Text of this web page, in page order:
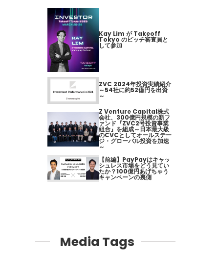
Kay Lim が Takeoff
Tokyo のピッチ審査員と
して参加
ZVC 2024年投資実績紹介
～54社に約52億円を出資
～
Z Venture Capital株式
会社、300億円規模の新フ
ァンド『ZVC2号投資事業
組合』を組成～日本最大級
のCVCとしてオールステー
ジ・グローバル投資を加速
～
【前編】PayPayはキャッ
シュレス市場をどう見てい
たか？100億円あげちゃう
キャンペーンの裏側
Media Tags